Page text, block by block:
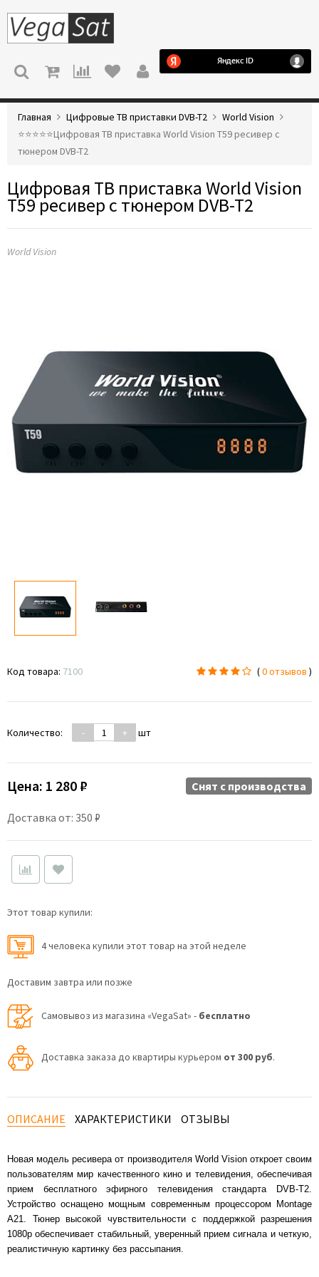
МЕНЮ
Главная Цифровые ТВ приставки DVB-T2
World Vision
⭐️⭐️⭐️⭐️⭐️Цифровая ТВ приставка World Vision T59 ресивер с
тюнером DVB-T2
Цифровая ТВ приставка World Vision
T59 ресивер с тюнером DVB-T2
World Vision
Код товара: 7100 (0 отзывов )
Количество: - + шт
Цена: 1 280 ₽
Доставка от: 350 ₽
Снят c производства
Этот товар купили:
4 человекa купили этот товар на этой неделе
Доставим завтра или позже
Самовывоз из магазина «VegaSat» - бесплатно
Доставка заказа до квартиры курьером от 300 руб.
ОПИСАНИЕ ХАРАКТЕРИСТИКИ ОТЗЫВЫ
Новая модель ресивера от производителя World Vision откроет своим
пользователям мир качественного кино и телевидения, обеспечивая
прием бесплатного эфирного телевидения стандарта DVB-T2.
Устройство оснащено мощным современным процессором Montage
A21. Тюнер высокой чувствительности с поддержкой разрешения
1080р обеспечивает стабильный, уверенный прием сигнала и четкую,
реалистичную картинку без рассыпания.